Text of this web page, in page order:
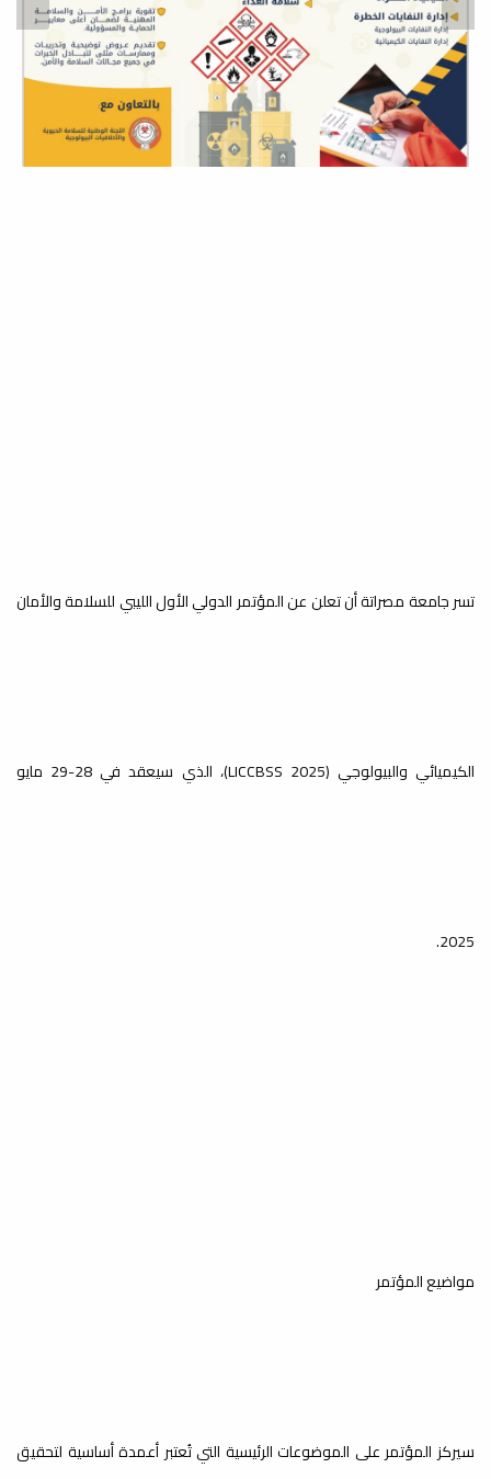
تسر جامعة مصراتة أن تعلن عن المؤتمر الدولي الأول الليبي للسلامة والأمان
الكيميائي والبيولوجي (LICCBSS 2025)، الذي سيعقد في 28-29 مايو
2025.
مواضيع المؤتمر
سيركز المؤتمر على الموضوعات الرئيسية التي تُعتبر أعمدة أساسية لتحقيق